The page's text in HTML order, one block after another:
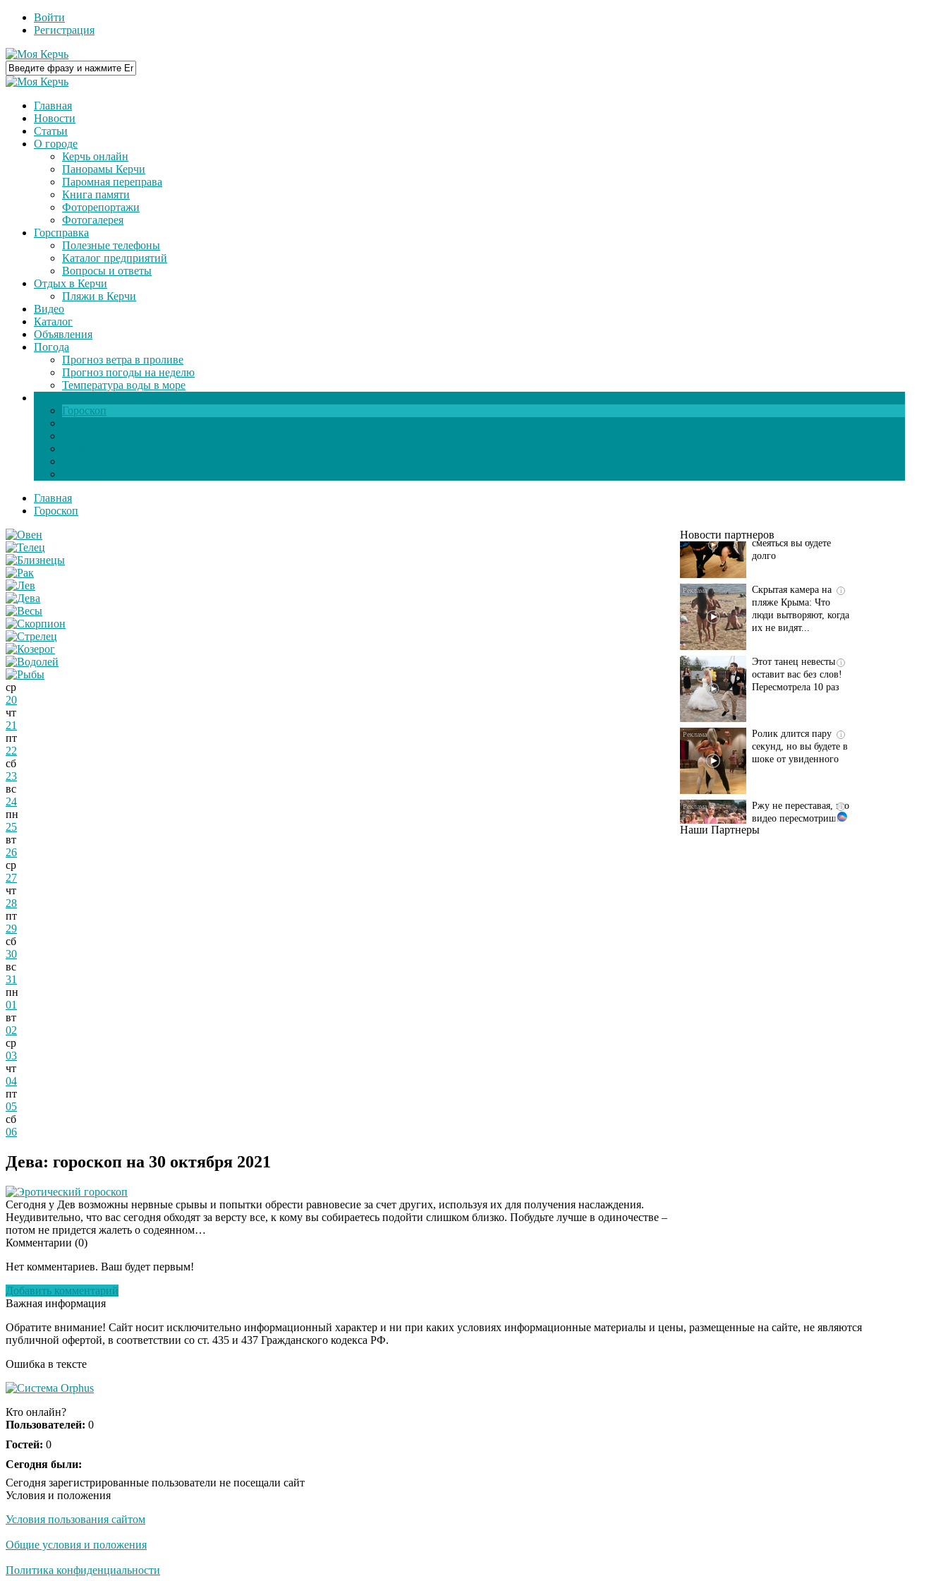
Войти
Регистрация
Главная
Новости
Статьи
О городе
Керчь онлайн
Панорамы Керчи
Паромная переправа
Книга памяти
Фоторепортажи
Фотогалерея
Горсправка
Полезные телефоны
Каталог предприятий
Вопросы и ответы
Отдых в Керчи
Пляжи в Керчи
Видео
Каталог
Объявления
Погода
Прогноз ветра в проливе
Прогноз погоды на неделю
Температура воды в море
Гороскоп
Главная
Гороскоп
ср
20
чт
21
пт
22
сб
23
вс
24
пн
25
вт
26
ср
27
чт
28
пт
29
сб
30
вс
31
пн
01
вт
02
ср
03
чт
04
пт
05
сб
06
Дева: гороскоп на 30 октября 2021
Эротический гороскоп
Сегодня у Дев возможны нервные срывы и попытки обрести равновесие за счет других, используя их для получения наслаждения.
Неудивительно, что вас сегодня обходят за версту все, к кому вы собираетесь подойти слишком близко. Побудьте лучше в одиночестве –
потом не придется жалеть о содеянном…
Комментарии (0)
Нет комментариев. Ваш будет первым!
Добавить комментарий
Новости партнеров
Скрытая камера на
пляже Крыма: Что
их не видят...
i
Этот танец невесты
оставит вас без слов!
Ролик длится пару
Ржу не переставая, это
Ролик из Омска: вы
Наши Партнеры
Важная информация
Обратите внимание! Сайт носит исключительно информационный характер и ни при каких условиях информационные материалы и цены, размещенные на сайте, не являются
публичной офертой, в соответствии со ст. 435 и 437 Гражданского кодекса РФ.
Ошибка в тексте
Кто онлайн?
Пользователей: 0
Гостей: 0
Сегодня были:
Сегодня зарегистрированные пользователи не посещали сайт
Условия и положения
Условия пользования сайтом
Общие условия и положения
Политика конфиденциальности